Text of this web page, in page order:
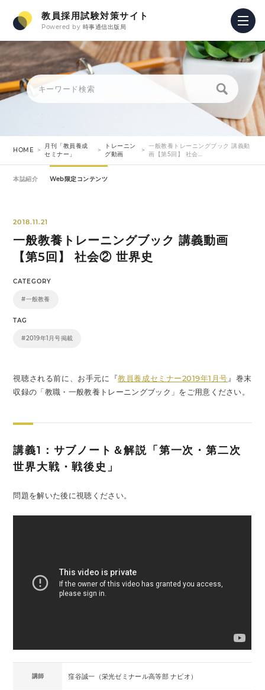
教員採用試験対策サイト
Powered by 時事通信出版局
HOME
月刊「教員養成
セミナー」
トレーニン
グ動画
一般教養トレーニングブック 講義動
画【第5回】 社会…
本誌紹介 Web限定コンテンツ
2018.11.21
一般教養トレーニングブック 講義動画
【第5回】 社会② 世界史
CATEGORY
#一般教養
TAG
#2019年1月号掲載
視聴される前に、お手元に『教員養成セミナー2019年1月号 』巻末
収録の「教職・一般教養トレーニングブック」をご用意ください。
講義1：サブノート＆解説「第一次・第二次
世界大戦・戦後史」
問題を解いた後に視聴ください。
講師 窪谷誠一（栄光ゼミナール高等部 ナビオ）